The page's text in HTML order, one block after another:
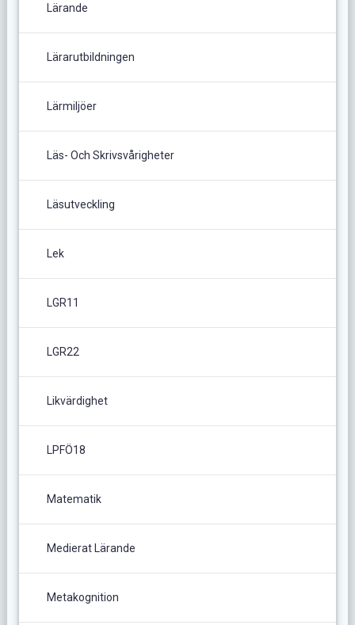
Lärande
Lärarutbildningen
Lärmiljöer
Läs- Och Skrivsvårigheter
Läsutveckling
Lek
LGR11
LGR22
Likvärdighet
LPFÖ18
Matematik
Medierat Lärande
Metakognition